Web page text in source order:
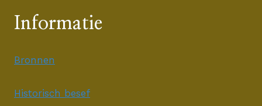
Informatie
Bronnen
Historisch besef